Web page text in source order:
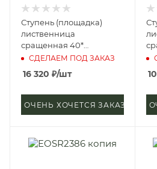
Ступень (площадка)
лиственница
сращенная 40*
600*4000 мм (сорт А)
СДЕЛАЕМ ПОД ЗАКАЗ
16 320 ₽/шт
ОЧЕНЬ ХОЧЕТСЯ ЗАКАЗАТЬ